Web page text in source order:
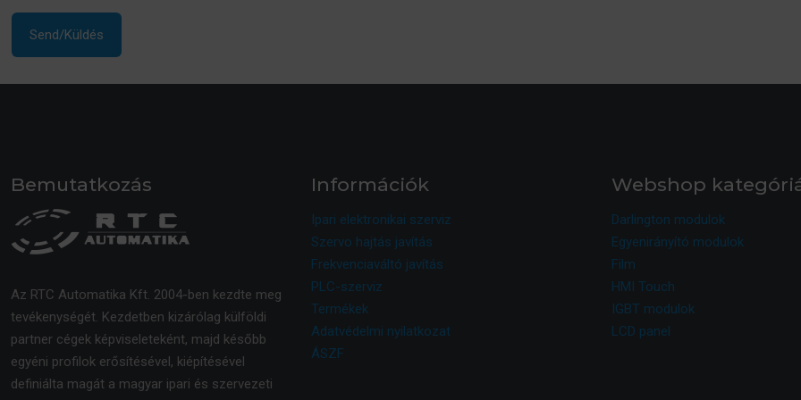
Bemutatkozás
Az RTC Automatika Kft. 2004-ben kezdte meg
tevékenységét. Kezdetben kizárólag külföldi
partner cégek képviseleteként, majd később
egyéni profilok erősítésével, kiépítésével
definiálta magát a magyar ipari és szervezeti
Információk
Ipari elektronikai szerviz
Szervo hajtás javítás
Frekvenciaváltó javítás
PLC-szerviz
Termékek
Adatvédelmi nyilatkozat
ÁSZF
Webshop
Darlington modulok
Egyenirányító modulok
Film
HMI Touch
IGBT modulok
LCD panel